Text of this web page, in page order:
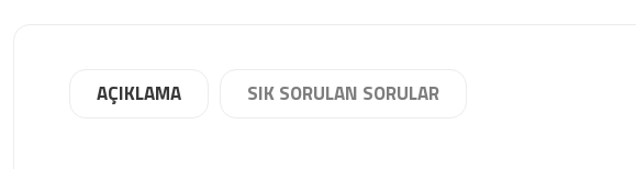
AÇIKLAMA SIK SORULAN SORULAR